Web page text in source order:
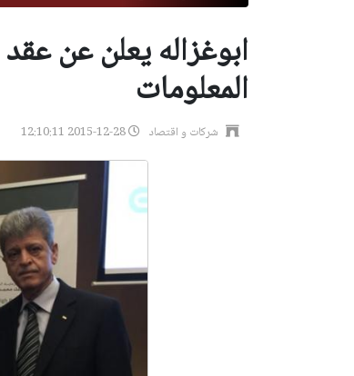
ابوغزاله يعلن عن
المعلومات
شركات و اقتصاد 2015-12-28 12:10:11